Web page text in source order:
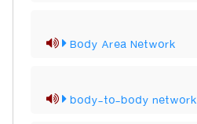
Body Area Network
body-to-body network